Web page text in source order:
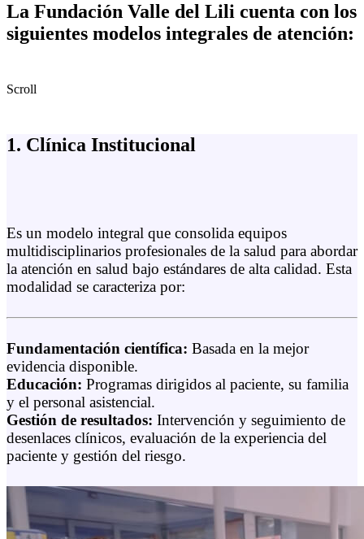
La Fundación Valle del Lili cuenta con los
siguientes modelos integrales de atención:
Scroll
1. Clínica Institucional
Es un modelo integral que consolida equipos
multidisciplinarios profesionales de la salud para abordar
la atención en salud bajo estándares de alta calidad. Esta
modalidad se caracteriza por:
Fundamentación científica: Basada en la mejor
evidencia disponible.
Educación: Programas dirigidos al paciente, su familia
y el personal asistencial.
Gestión de resultados: Intervención y seguimiento de
desenlaces clínicos, evaluación de la experiencia del
paciente y gestión del riesgo.